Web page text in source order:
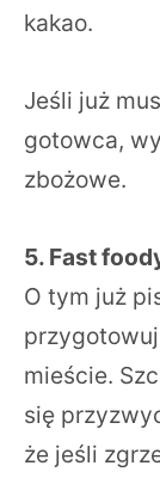
kakao.
Jeśli już
gotowca,
zbożowe.
5. Fast
O tym już
mieście.
się
że jeśli